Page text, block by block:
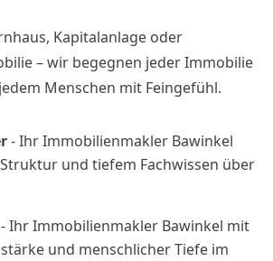
Kapitalanlage oder
– wir begegnen jeder Immobilie
Menschen mit Feingefühl.
- Ihr Immobilienmakler Bawinkel
und tiefem Fachwissen über
- Ihr Immobilienmakler Bawinkel mit
und menschlicher Tiefe im